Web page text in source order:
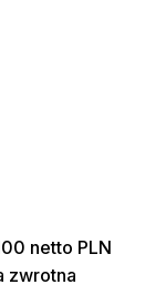
netto PLN
zwrotna